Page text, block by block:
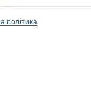
політика